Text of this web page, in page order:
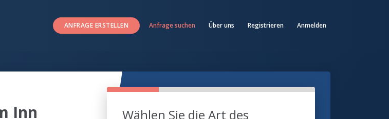
ANFRAGE ERSTELLEN Anfrage suchen Über uns Registrieren Anmelden
Inn
Wählen Sie die Art des